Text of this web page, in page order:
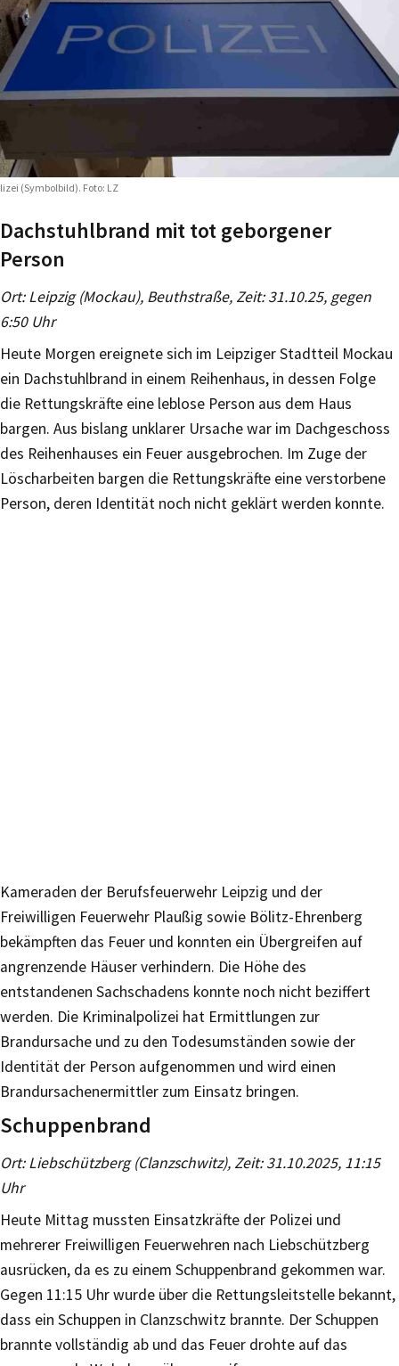
(Symbolbild). Foto: LZ
Dachstuhlbrand mit tot geborgener
Person
Ort: Leipzig (Mockau), Beuthstraße, Zeit: 31.10.25, gegen
6:50 Uhr
Heute Morgen ereignete sich im Leipziger Stadtteil Mockau
ein Dachstuhlbrand in einem Reihenhaus, in dessen Folge
die Rettungskräfte eine leblose Person aus dem Haus
bargen. Aus bislang unklarer Ursache war im Dachgeschoss
des Reihenhauses ein Feuer ausgebrochen. Im Zuge der
Löscharbeiten bargen die Rettungskräfte eine verstorbene
Person, deren Identität noch nicht geklärt werden konnte.
Kameraden der Berufsfeuerwehr Leipzig und der
Freiwilligen Feuerwehr Plaußig sowie Bölitz-Ehrenberg
bekämpften das Feuer und konnten ein Übergreifen auf
angrenzende Häuser verhindern. Die Höhe des
entstandenen Sachschadens konnte noch nicht beziffert
werden. Die Kriminalpolizei hat Ermittlungen zur
Brandursache und zu den Todesumständen sowie der
Identität der Person aufgenommen und wird einen
Brandursachenermittler zum Einsatz bringen.
Schuppenbrand
Ort: Liebschützberg (Clanzschwitz), Zeit: 31.10.2025, 11:15
Uhr
Heute Mittag mussten Einsatzkräfte der Polizei und
mehrerer Freiwilligen Feuerwehren nach Liebschützberg
ausrücken, da es zu einem Schuppenbrand gekommen war.
Gegen 11:15 Uhr wurde über die Rettungsleitstelle bekannt,
dass ein Schuppen in Clanzschwitz brannte. Der Schuppen
brannte vollständig ab und das Feuer drohte auf das